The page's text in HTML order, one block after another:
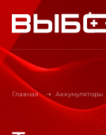
Перейти к
Главная Аккумуляторы